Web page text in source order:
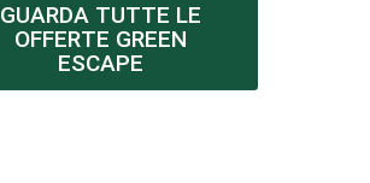
GUARDA TUTTE LE
OFFERTE GREEN
ESCAPE